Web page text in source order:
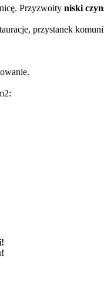
Przyzwoity niski
przystanek